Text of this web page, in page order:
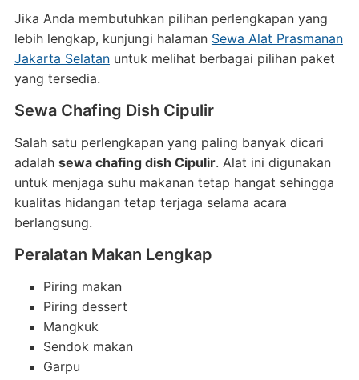
Jika Anda membutuhkan pilihan perlengkapan yang
lebih lengkap, kunjungi halaman Sewa Alat Prasmanan
Jakarta Selatanuntuk melihat berbagai pilihan paket
yang tersedia.
Sewa Chafing Dish Cipulir
Salah satu perlengkapan yang paling banyak dicari
adalah sewa chafing dish Cipulir. Alat ini digunakan
untuk menjaga suhu makanan tetap hangat sehingga
kualitas hidangan tetap terjaga selama acara
berlangsung.
Peralatan Makan Lengkap
Piring makan
Piring dessert
Mangkuk
Sendok makan
Garpu